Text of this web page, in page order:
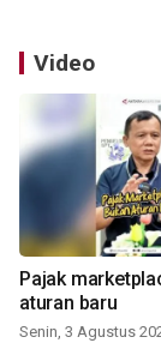
Video
Pajak
aturan baru
Senin, 3 Agustus